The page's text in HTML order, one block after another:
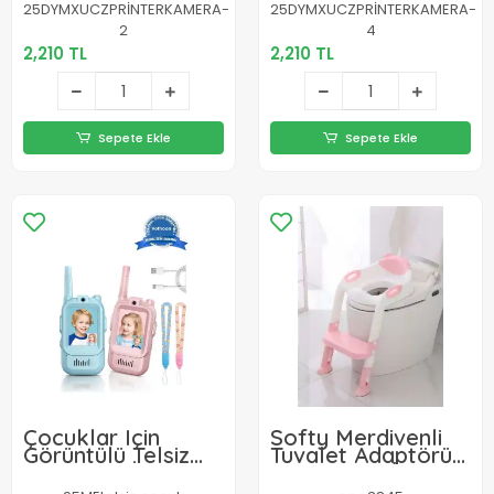
25DYMXUCZPRİNTERKAMERA-
2
2,210 TL
Sepete Ekle
25DYMXUCZPRİNTERKAMERA-
4
2,210 TL
Sepete Ekle
Çocuklar Için
Görüntülü Telsiz
Konuşma Özellıklı
Softy Merdivenli
Tuvalet Adaptörü -
Çocuğunuz İçin